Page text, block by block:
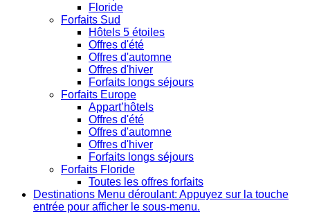
Floride
Forfaits Sud
Hôtels 5 étoiles
Offres d'été
Offres d'automne
Offres d'hiver
Forfaits longs séjours
Forfaits Europe
Appart’hôtels
Offres d'été
Offres d'automne
Offres d'hiver
Forfaits longs séjours
Forfaits Floride
Toutes les offres forfaits
Destinations Menu déroulant: Appuyez sur la touche
entrée pour afficher le sous-menu.